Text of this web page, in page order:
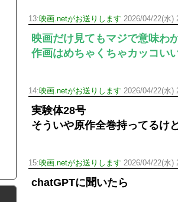
13:映画.netがお送りします 2026/04/22(水)
映画だけ見てもマジで意味わ
作画はめちゃくちゃカッコい
14:映画.netがお送りします 2026/04/22(水)
実験体28号
そういや原作全巻持ってるけ
15:映画.netがお送りします 2026/04/22(水)
chatGPTに聞いたら